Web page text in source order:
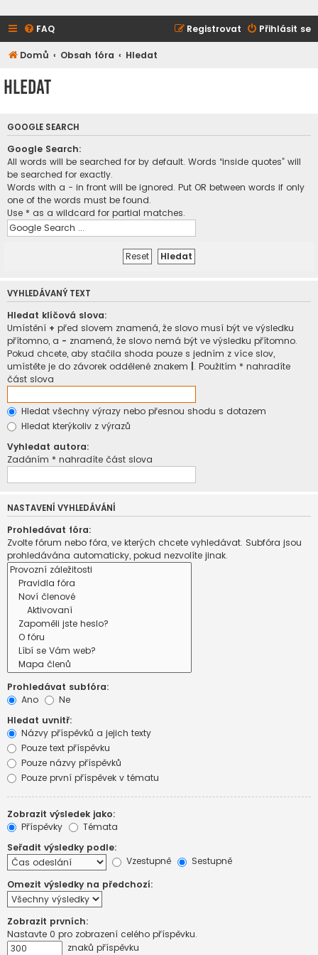
FAQ Přihlásit se
Registrovat
Domů Obsah fóra Hledat
Hledat
GOOGLE SEARCH
Google Search:
All words will be searched for by default. Words “inside quotes” will
be searched for exactly.
Words with a - in front will be ignored. Put OR between words if only
one of the words must be found.
Use * as a wildcard for partial matches.
VYHLEDÁVANÝ TEXT
Hledat klíčová slova:
Umístění + před slovem znamená, že slovo musí být ve výsledku
přítomno, a - znamená, že slovo nemá být ve výsledku přítomno.
Pokud chcete, aby stačila shoda pouze s jedním z více slov,
umístěte je do závorek oddělené znakem . Použitím * nahradíte
část slova
Hledat všechny výrazy nebo přesnou shodu s dotazem
Hledat kterýkoliv z výrazů
Vyhledat autora:
Zadáním * nahradíte část slova
NASTAVENÍ VYHLEDÁVÁNÍ
Prohledávat fóra:
Zvolte fórum nebo fóra, ve kterých chcete vyhledávat. Subfóra jsou
prohledávána automaticky, pokud nezvolíte jinak.
Prohledávat subfóra:
Ano
Ne
Hledat uvnitř:
Názvy příspěvků a jejich texty
Pouze text příspěvku
Pouze názvy příspěvků
Pouze první příspěvek v tématu
Zobrazit výsledek jako:
Příspěvky
Témata
Seřadit výsledky podle:
Vzestupně
Sestupně
Omezit výsledky na předchozí:
Zobrazit prvních:
Nastavte 0 pro zobrazení celého příspěvku.
znaků příspěvku